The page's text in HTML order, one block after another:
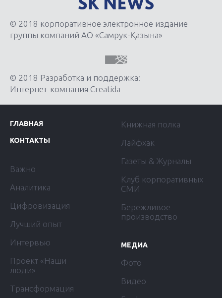
© 2018 корпоративное электронное издание
группы компаний АО «Самрук-Қазына»
© 2018 Разработка и поддержка:
Интернет-компания Creatida
ГЛАВНАЯ
КОНТАКТЫ
Важно
Аналитика
Цифровизация
Лучший опыт
Интервью
Проект «Наши
люди»
Трансформация
Книжная полка
Лайфхак
Газеты & Журналы
Клуб корпоративных
СМИ
Бережливое
производство
МЕДИА
Фото
Видео